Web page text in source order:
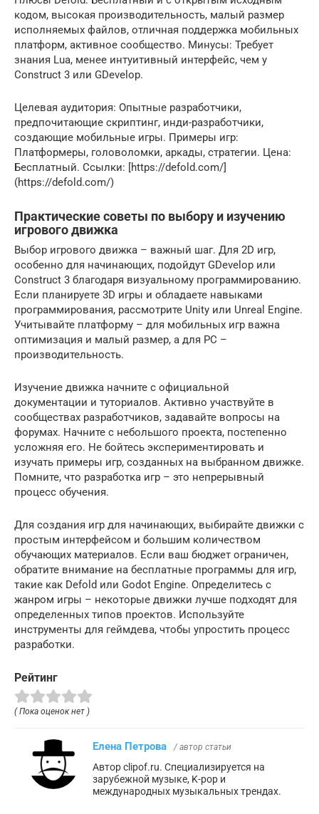
кодом, высокая производительность, малый размер
исполняемых файлов, отличная поддержка мобильных
платформ, активное сообщество. Минусы: Требует
знания Lua, менее интуитивный интерфейс, чем у
Construct 3 или GDevelop.
Целевая аудитория: Опытные разработчики,
предпочитающие скриптинг, инди-разработчики,
создающие мобильные игры. Примеры игр:
Платформеры, головоломки, аркады, стратегии. Цена:
Бесплатный. Ссылки: [https://defold.com/]
(https://defold.com/)
Практические советы по выбору и изучению
игрового движка
Выбор игрового движка – важный шаг. Для 2D игр,
особенно для начинающих, подойдут GDevelop или
Construct 3 благодаря визуальному программированию.
Если планируете 3D игры и обладаете навыками
программирования, рассмотрите Unity или Unreal Engine.
Учитывайте платформу – для мобильных игр важна
оптимизация и малый размер, а для PC –
производительность.
Изучение движка начните с официальной
документации и туториалов. Активно участвуйте в
сообществах разработчиков, задавайте вопросы на
форумах. Начните с небольшого проекта, постепенно
усложняя его. Не бойтесь экспериментировать и
изучать примеры игр, созданных на выбранном движке.
Помните, что разработка игр – это непрерывный
процесс обучения.
Для создания игр для начинающих, выбирайте движки с
простым интерфейсом и большим количеством
обучающих материалов. Если ваш бюджет ограничен,
обратите внимание на бесплатные программы для игр,
такие как Defold или Godot Engine. Определитесь с
жанром игры – некоторые движки лучше подходят для
определенных типов проектов. Используйте
инструменты для геймдева, чтобы упростить процесс
разработки.
Рейтинг
( Пока оценок нет )
Елена Петрова / автор статьи
Автор clipof.ru. Специализируется на
зарубежной музыке, K-pop и
международных музыкальных трендах.